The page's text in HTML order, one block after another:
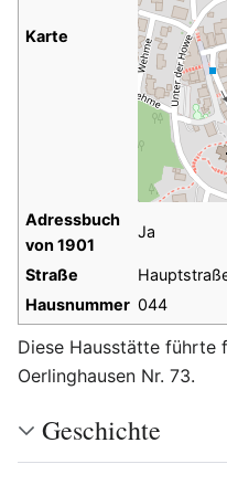
Karte
Adressbuch
von 1901
Ja
Straße
Hausnummer 044
Diese Hausstätte führte
Oerlinghausen Nr. 73.
Geschichte